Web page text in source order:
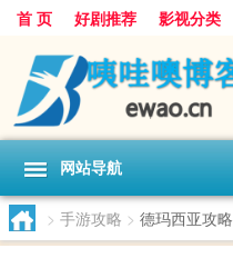
首 页 好剧推荐 影视分类
网站导航
> 手游攻略 > 德玛西亚攻略